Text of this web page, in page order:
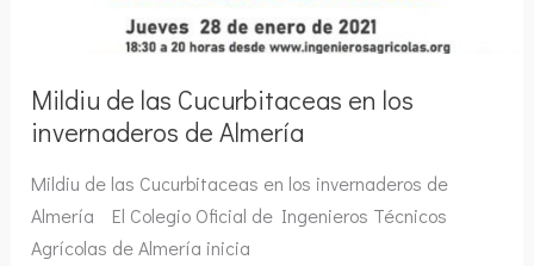
Mildiu de las Cucurbitaceas en los
invernaderos de Almería
Mildiu de las Cucurbitaceas en los invernaderos de
Almería El Colegio Oficial de Ingenieros Técnicos
Agrícolas de Almería inicia